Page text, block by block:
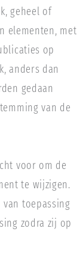
geheel of
elementen, met
op
anders dan
gedaan
van de
voor om de
te wijzigen.
van toepassing
zodra zij op